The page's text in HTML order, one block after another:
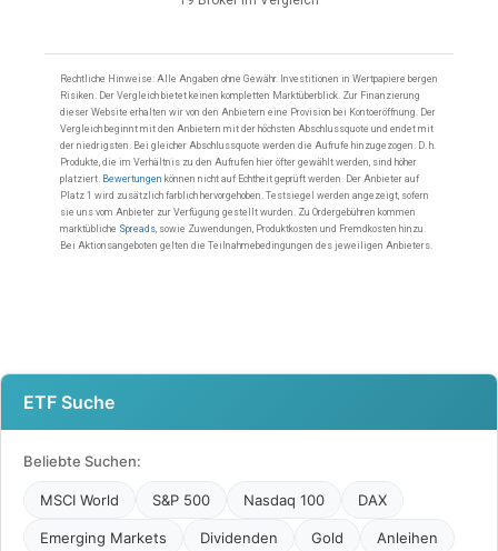
ETF Suche
Beliebte Suchen:
MSCI World S&P 500 Nasdaq 100 DAX
Emerging Markets Dividenden Gold Anleihen